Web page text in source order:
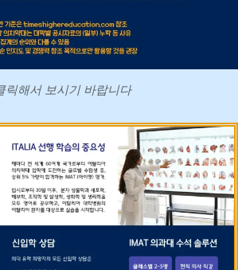
릭해서 보시기 바랍니다